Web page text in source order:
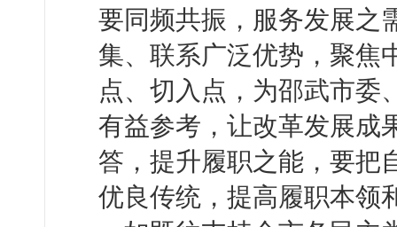
要同频共振，服务发展之
集、联系广泛优势，聚焦
点、切入点，为邵武市委
有益参考，让改革发展成
答，提升履职之能，要把
优良传统，提高履职本领